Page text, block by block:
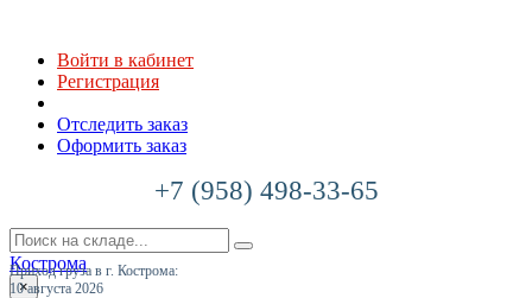
Войти в кабинет
Регистрация
Отследить заказ
Оформить заказ
+7 (958) 498-33-65
Приход груза в г. Кострома:
10 августа 2026
Кострома
×